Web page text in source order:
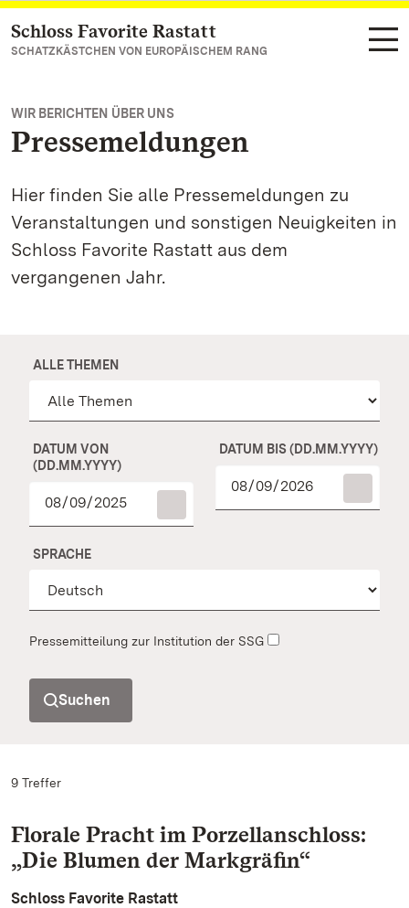
Zum Hauptinhalt springen
Schloss Favorite Rastatt
SCHATZKÄSTCHEN VON EUROPÄISCHEM RANG
WIR BERICHTEN ÜBER UNS
Pressemeldungen
Hier finden Sie alle Pressemeldungen zu
Veranstaltungen und sonstigen Neuigkeiten in
Schloss Favorite Rastatt aus dem
vergangenen Jahr.
ALLE THEMEN
DATUM VON
(DD.MM.YYYY)
DATUM BIS (DD.MM.YYYY)
SPRACHE
Pressemitteilung zur Institution der SSG
Suchen
9 Treffer
Florale Pracht im Porzellanschloss:
„Die Blumen der Markgräfin“
Schloss Favorite Rastatt